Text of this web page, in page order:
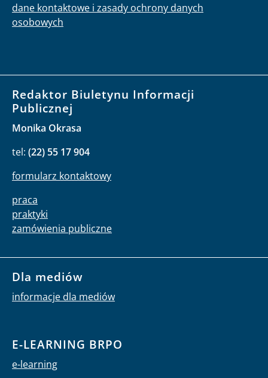
dane kontaktowe i zasady ochrony danych
osobowych
Redaktor Biuletynu Informacji
Publicznej
Monika Okrasa
tel: (22) 55 17 904
formularz kontaktowy
praca
praktyki
zamówienia publiczne
Dla mediów
informacje dla mediów
E-LEARNING BRPO
e-learning